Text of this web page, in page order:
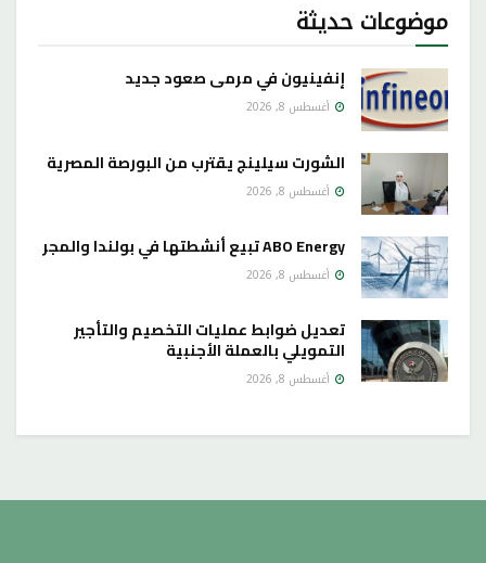
موضوعات حديثة
إنفينيون في مرمى صعود جديد
أغسطس 8, 2026
الشورت سيلينج يقترب من البورصة المصرية
أغسطس 8, 2026
ABO Energy تبيع أنشطتها في بولندا والمجر
أغسطس 8, 2026
تعديل ضوابط عمليات التخصيم والتأجير
التمويلي بالعملة الأجنبية
أغسطس 8, 2026